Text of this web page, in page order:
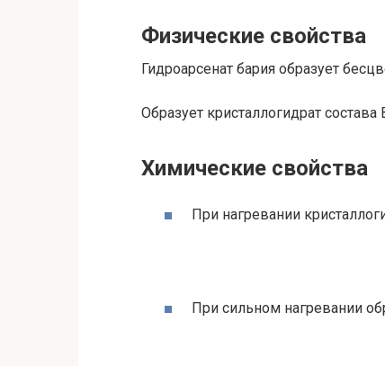
Физические свойства
Гидроарсенат бария образует
Образует кристаллогидрат состава
Химические свойства
При нагревании
При сильном нагревании